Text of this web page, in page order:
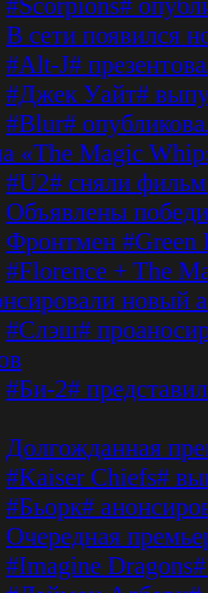
#Scorpions#
В сети появился
#Alt-J#
#Джек Уайт#
#Blur#
«The Magic
#U2# сняли
Объявлены
Фронтмен #Green
#Florence + The
новый
#Слэш#
#Би-2#
Долгожданная
#Kaiser Chiefs#
#Бьорк#
Очередная
#Imagine